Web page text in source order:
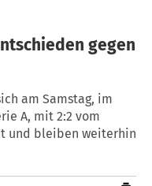
gegen
am Samstag, im
A, mit 2:2 vom
und bleiben weiterhin